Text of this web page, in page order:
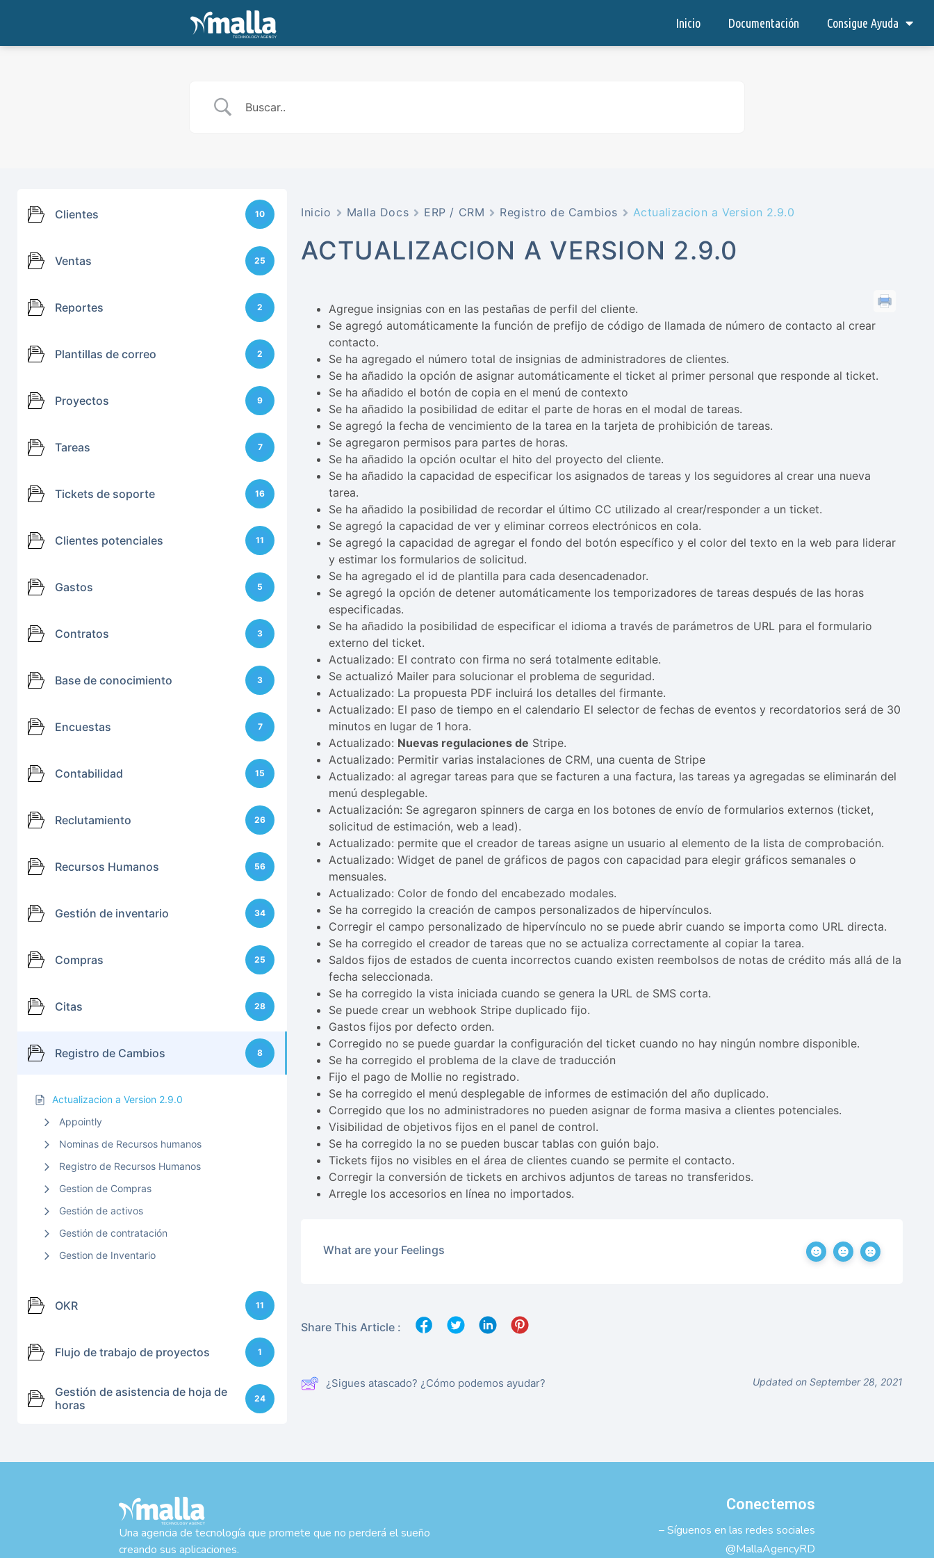
Inicio Documentación Consigue Ayuda
Clientes 10
Ventas 25
Reportes 2
Plantillas de correo 2
Proyectos 9
Tareas 7
Tickets de soporte 16
Clientes potenciales 11
Gastos 5
Contratos 3
Base de conocimiento 3
Encuestas 7
Contabilidad 15
Reclutamiento 26
Recursos Humanos 56
Gestión de inventario 34
Compras 25
Citas 28
Registro de Cambios 8
Actualizacion a Version 2.9.0
Appointly
Nominas de Recursos humanos
Registro de Recursos Humanos
Gestion de Compras
Gestión de activos
Gestión de contratación
Gestion de Inventario
OKR 11
Flujo de trabajo de proyectos 1
Gestión de asistencia de hoja de
horas
24
Inicio Malla Docs ERP / CRM Registro de Cambios Actualizacion a Version 2.9.0
ACTUALIZACION A VERSION 2.9.0
Agregue insignias con en las pestañas de perfil del cliente.
Se agregó automáticamente la función de prefijo de código de llamada de número de contacto al crear
contacto.
Se ha agregado el número total de insignias de administradores de clientes.
Se ha añadido la opción de asignar automáticamente el ticket al primer personal que responde al ticket.
Se ha añadido el botón de copia en el menú de contexto
Se ha añadido la posibilidad de editar el parte de horas en el modal de tareas.
Se agregó la fecha de vencimiento de la tarea en la tarjeta de prohibición de tareas.
Se agregaron permisos para partes de horas.
Se ha añadido la opción ocultar el hito del proyecto del cliente.
Se ha añadido la capacidad de especificar los asignados de tareas y los seguidores al crear una nueva
tarea.
Se ha añadido la posibilidad de recordar el último CC utilizado al crear/responder a un ticket.
Se agregó la capacidad de ver y eliminar correos electrónicos en cola.
Se agregó la capacidad de agregar el fondo del botón específico y el color del texto en la web para liderar
y estimar los formularios de solicitud.
Se ha agregado el id de plantilla para cada desencadenador.
Se agregó la opción de detener automáticamente los temporizadores de tareas después de las horas
especificadas.
Se ha añadido la posibilidad de especificar el idioma a través de parámetros de URL para el formulario
externo del ticket.
Actualizado: El contrato con firma no será totalmente editable.
Se actualizó Mailer para solucionar el problema de seguridad.
Actualizado: La propuesta PDF incluirá los detalles del firmante.
Actualizado: El paso de tiempo en el calendario El selector de fechas de eventos y recordatorios será de 30
minutos en lugar de 1 hora.
Actualizado: Nuevas regulaciones de Stripe.
Actualizado: Permitir varias instalaciones de CRM, una cuenta de Stripe
Actualizado: al agregar tareas para que se facturen a una factura, las tareas ya agregadas se eliminarán del
menú desplegable.
Actualización: Se agregaron spinners de carga en los botones de envío de formularios externos (ticket,
solicitud de estimación, web a lead).
Actualizado: permite que el creador de tareas asigne un usuario al elemento de la lista de comprobación.
Actualizado: Widget de panel de gráficos de pagos con capacidad para elegir gráficos semanales o
mensuales.
Actualizado: Color de fondo del encabezado modales.
Se ha corregido la creación de campos personalizados de hipervínculos.
Corregir el campo personalizado de hipervínculo no se puede abrir cuando se importa como URL directa.
Se ha corregido el creador de tareas que no se actualiza correctamente al copiar la tarea.
Saldos fijos de estados de cuenta incorrectos cuando existen reembolsos de notas de crédito más allá de la
fecha seleccionada.
Se ha corregido la vista iniciada cuando se genera la URL de SMS corta.
Se puede crear un webhook Stripe duplicado fijo.
Gastos fijos por defecto orden.
Corregido no se puede guardar la configuración del ticket cuando no hay ningún nombre disponible.
Se ha corregido el problema de la clave de traducción
Fijo el pago de Mollie no registrado.
Se ha corregido el menú desplegable de informes de estimación del año duplicado.
Corregido que los no administradores no pueden asignar de forma masiva a clientes potenciales.
Visibilidad de objetivos fijos en el panel de control.
Se ha corregido la no se pueden buscar tablas con guión bajo.
Tickets fijos no visibles en el área de clientes cuando se permite el contacto.
Corregir la conversión de tickets en archivos adjuntos de tareas no transferidos.
Arregle los accesorios en línea no importados.
What are your Feelings
Share This Article :
¿Sigues atascado? ¿Cómo podemos ayudar? Updated on September 28, 2021
Una agencia de tecnología que promete que no perderá el sueño
creando sus aplicaciones.
Conectemos
– Síguenos en las redes sociales
@MallaAgencyRD